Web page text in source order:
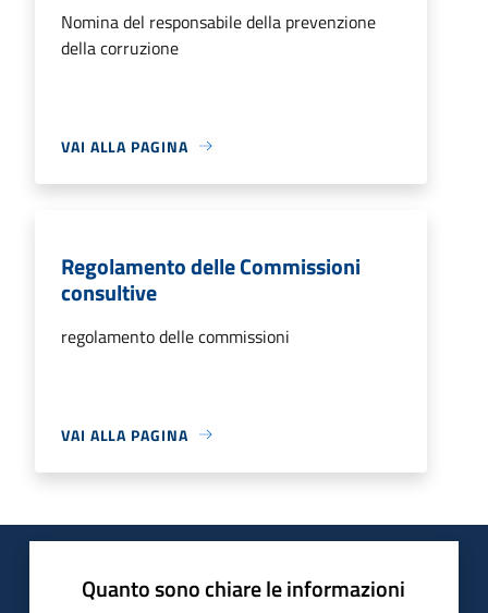
Nomina del responsabile della prevenzione
della corruzione
VAI ALLA PAGINA
Regolamento delle Commissioni
consultive
regolamento delle commissioni
VAI ALLA PAGINA
Quanto sono chiare le informazioni